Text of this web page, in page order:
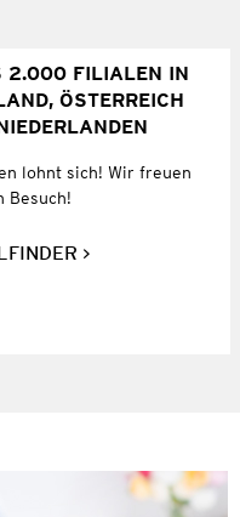
2.000 FILIALEN IN
ÖSTERREICH
lohnt sich! Wir freuen
Besuch!